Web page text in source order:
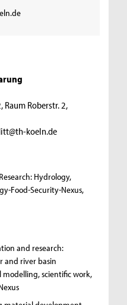
Raum Roberstr. 2,
koeln.de
Hydrology,
Food-Security-Nexus,
and research:
and river basin
scientific work,